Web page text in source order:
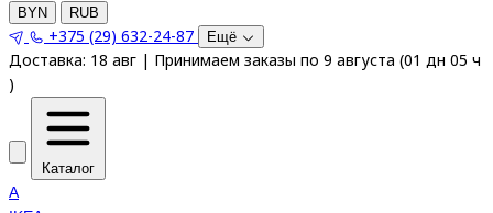
BYN RUB
+375 (29) 632-24-87 Ещё
Доставка: 18 авг | Принимаем заказы по 9 августа (01 дн 05 ч
)
Каталог
A